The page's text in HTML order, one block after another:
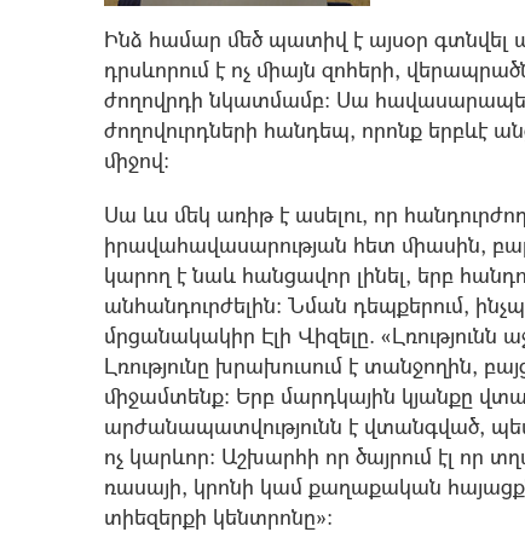
Ինձ համար մեծ պատիվ է այսօր գտնվել
դրսևորում է ոչ միայն զոհերի,
ժողովրդի նկատմամբ: Սա հավասարապես
ժողովուրդների հանդեպ, որոնք երբևէ
միջով:
Սա ևս մեկ առիթ է ասելու, որ
իրավահավասարության հետ միասին,
կարող է նաև հանցավոր լինել, երբ
անհանդուրժելին: Նման դեպքերում,
մրցանակակիր Էլի Վիզելը. «Լռությունն
Լռությունը խրախուսում է տանջողին,
միջամտենք: Երբ մարդկային կյանքը
արժանապատվությունն է վտանգված,
ոչ կարևոր: Աշխարհի որ ծայրում էլ որ
ռասայի, կրոնի կամ քաղաքական
տիեզերքի կենտրոնը»: